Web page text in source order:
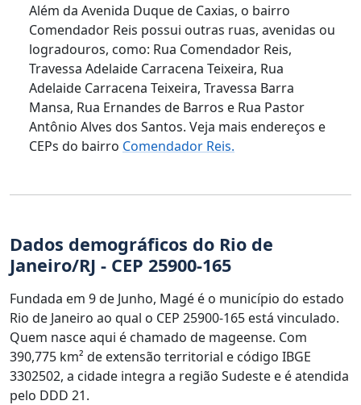
Além da Avenida Duque de Caxias, o bairro
Comendador Reis possui outras ruas, avenidas ou
logradouros, como: Rua Comendador Reis,
Travessa Adelaide Carracena Teixeira, Rua
Adelaide Carracena Teixeira, Travessa Barra
Mansa, Rua Ernandes de Barros e Rua Pastor
Antônio Alves dos Santos. Veja mais endereços e
CEPs do bairro Comendador Reis.
Dados demográficos do Rio de
Janeiro/RJ - CEP 25900-165
Fundada em 9 de Junho, Magé é o município do estado
Rio de Janeiro ao qual o CEP 25900-165 está vinculado.
Quem nasce aqui é chamado de mageense. Com
390,775 km² de extensão territorial e código IBGE
3302502, a cidade integra a região Sudeste e é atendida
pelo DDD 21.